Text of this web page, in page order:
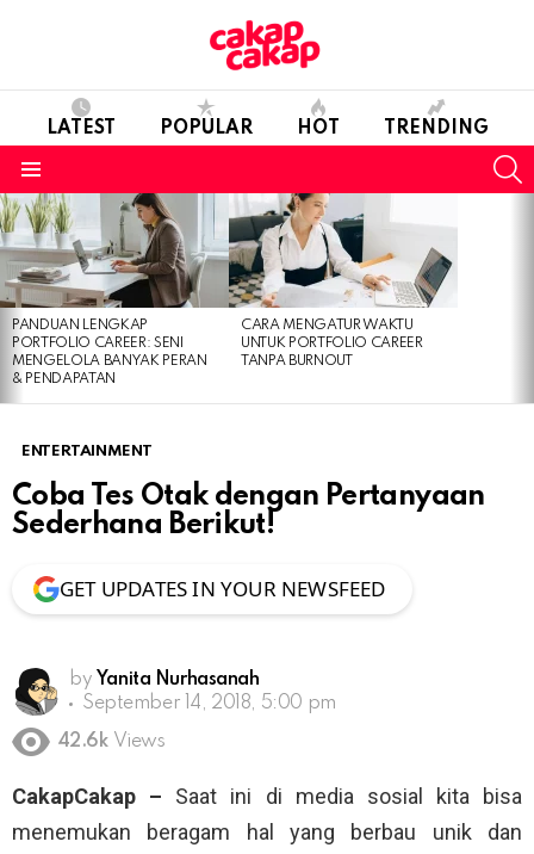
LATEST POPULAR HOT TRENDING
LATEST
STORIES
PANDUAN LENGKAP
PORTFOLIO CAREER: SENI
MENGELOLA BANYAK PERAN
& PENDAPATAN
CARA MENGATUR WAKTU
UNTUK PORTFOLIO CAREER
TANPA BURNOUT
ENTERTAINMENT
Coba Tes Otak dengan Pertanyaan
Sederhana Berikut!
GET UPDATES IN YOUR NEWSFEED
by Yanita Nurhasanah
September 14, 2018, 5:00 pm
42.6k Views
CakapCakap – Saat ini di media sosial kita bisa
menemukan beragam hal yang berbau unik dan